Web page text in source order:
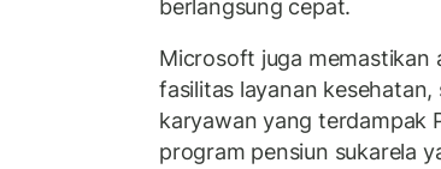
berlangsung cepat.
Microsoft juga memastikan
fasilitas layanan
karyawan yang terdampak
program pensiun sukarela